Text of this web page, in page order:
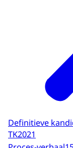
Definitieve
TK2021